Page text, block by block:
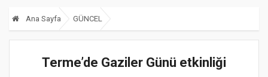
Ana Sayfa GÜNCEL
Terme’de Gaziler Günü etkinliği